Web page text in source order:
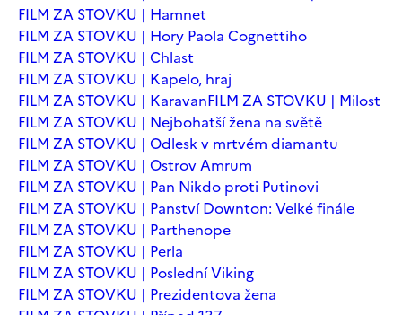
FILM ZA STOVKU | Hamnet
FILM ZA STOVKU | Hory Paola Cognettiho
FILM ZA STOVKU | Chlast
FILM ZA STOVKU | Kapelo, hraj
FILM ZA STOVKU | KaravanFILM ZA STOVKU | Milost
FILM ZA STOVKU | Nejbohatší žena na světě
FILM ZA STOVKU | Odlesk v mrtvém diamantu
FILM ZA STOVKU | Ostrov Amrum
FILM ZA STOVKU | Pan Nikdo proti Putinovi
FILM ZA STOVKU | Panství Downton: Velké finále
FILM ZA STOVKU | Parthenope
FILM ZA STOVKU | Perla
FILM ZA STOVKU | Poslední Viking
FILM ZA STOVKU | Prezidentova žena